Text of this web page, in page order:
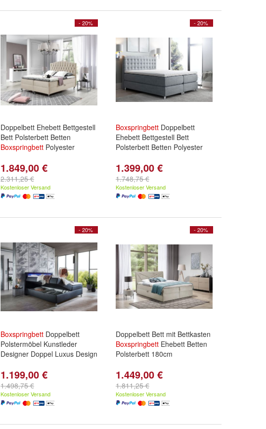
- 20%
Doppelbett Ehebett Bettgestell
Bett Polsterbett Betten
Boxspringbett Polyester
1.849,00 €
2.311,25 €
Kostenloser Versand
- 20%
Boxspringbett Doppelbett
Ehebett Bettgestell Bett
Polsterbett Betten Polyester
1.399,00 €
1.748,75 €
Kostenloser Versand
- 20%
Boxspringbett Doppelbett
Polstermöbel Kunstleder
Designer Doppel Luxus Design
1.199,00 €
1.498,75 €
Kostenloser Versand
- 20%
Doppelbett Bett mit Bettkasten
Boxspringbett Ehebett Betten
Polsterbett 180cm
1.449,00 €
1.811,25 €
Kostenloser Versand